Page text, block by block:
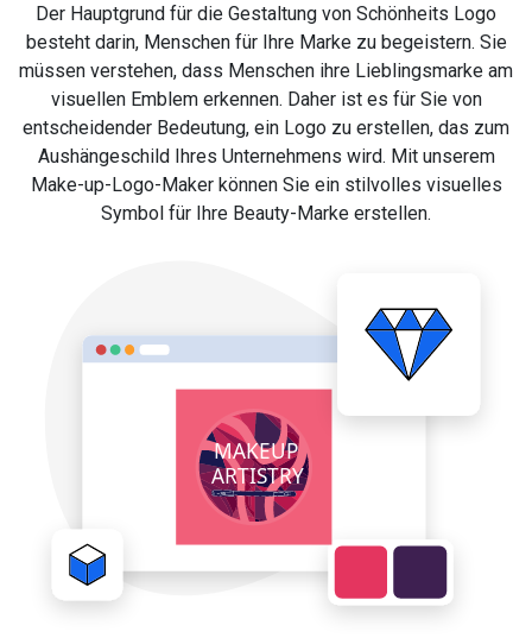
Der Hauptgrund für die Gestaltung von Schönheits Logo
besteht darin, Menschen für Ihre Marke zu begeistern. Sie
müssen verstehen, dass Menschen ihre Lieblingsmarke am
visuellen Emblem erkennen. Daher ist es für Sie von
entscheidender Bedeutung, ein Logo zu erstellen, das zum
Aushängeschild Ihres Unternehmens wird. Mit unserem
Make-up-Logo-Maker können Sie ein stilvolles visuelles
Symbol für Ihre Beauty-Marke erstellen.